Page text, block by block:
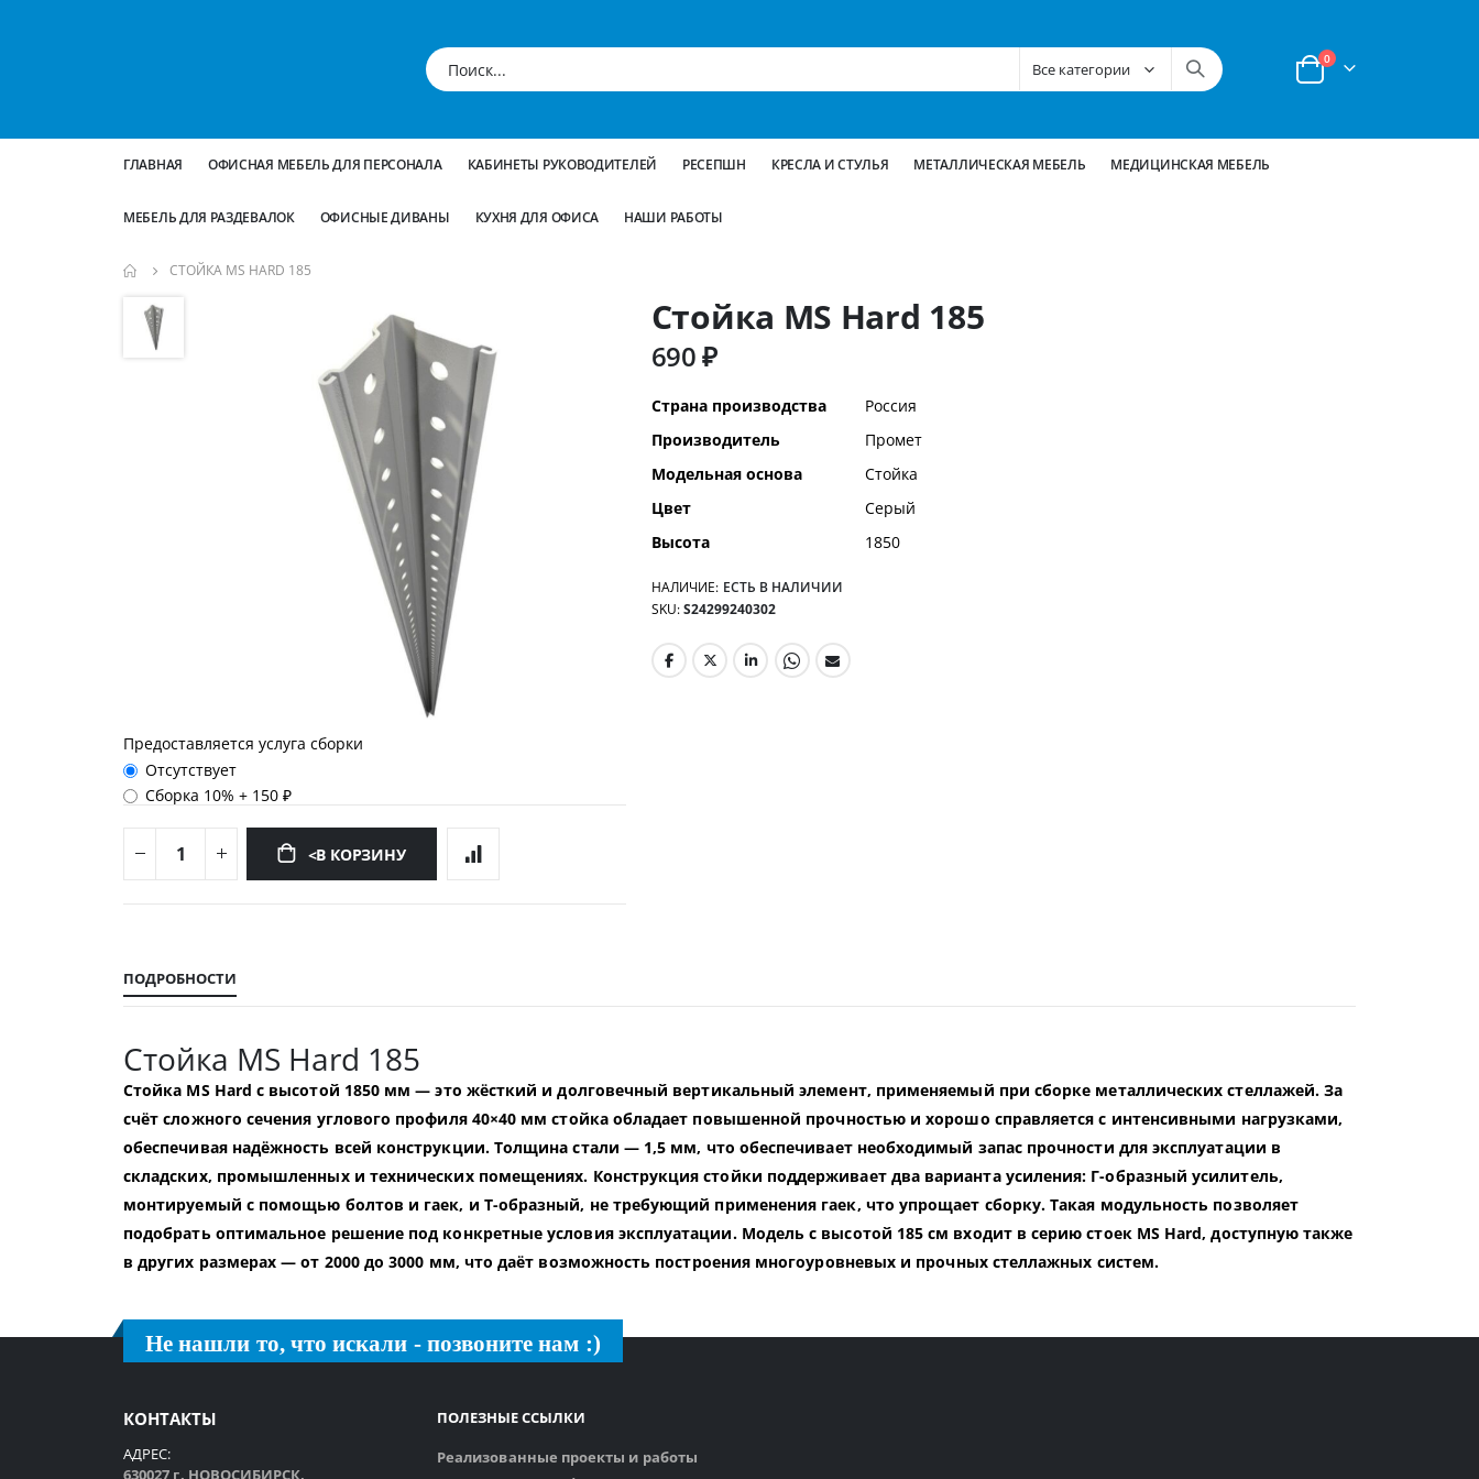
Корзина
0позиции
ГЛАВНАЯ ОФИСНАЯ МЕБЕЛЬ ДЛЯ ПЕРСОНАЛА КАБИНЕТЫ РУКОВОДИТЕЛЕЙ РЕСЕПШН КРЕСЛА И СТУЛЬЯ МЕТАЛЛИЧЕСКАЯ МЕБЕЛЬ МЕДИЦИНСКАЯ МЕБЕЛЬ
МЕБЕЛЬ ДЛЯ РАЗДЕВАЛОК ОФИСНЫЕ ДИВАНЫ КУХНЯ ДЛЯ ОФИСА НАШИ РАБОТЫ
СТОЙКА MS HARD 185
Пропустить
перейти
Предоставляется услуга сборки
Отсутствует
Сборка 10%+ 150 ₽
<В КОРЗИНУ
началу
галереи
изображений
Стойка MS Hard 185
690 ₽
Дополнительная
информация
Страна производства
Россия
Производитель
Промет
Модельная основа
Стойка
Цвет
Серый
Высота
1850
НАЛИЧИЕ: ЕСТЬ В НАЛИЧИИ
SKU S24299240302
ПОДРОБНОСТИ
Стойка MS Hard 185
Стойка MS Hard с высотой 1850 мм — это жёсткий и долговечный вертикальный элемент, применяемый при сборке металлических стеллажей. За
счёт сложного сечения углового профиля 40×40 мм стойка обладает повышенной прочностью и хорошо справляется с интенсивными нагрузками,
обеспечивая надёжность всей конструкции. Толщина стали — 1,5 мм, что обеспечивает необходимый запас прочности для эксплуатации в
складских, промышленных и технических помещениях. Конструкция стойки поддерживает два варианта усиления: Г-образный усилитель,
монтируемый с помощью болтов и гаек, и Т-образный, не требующий применения гаек, что упрощает сборку. Такая модульность позволяет
подобрать оптимальное решение под конкретные условия эксплуатации. Модель с высотой 185 см входит в серию стоек MS Hard, доступную также
в других размерах — от 2000 до 3000 мм, что даёт возможность построения многоуровневых и прочных стеллажных систем.
Не нашли то, что искали - позвоните нам :)
КОНТАКТЫ
АДРЕС:
ПОЛЕЗНЫЕ ССЫЛКИ
Реализованные проекты и работы